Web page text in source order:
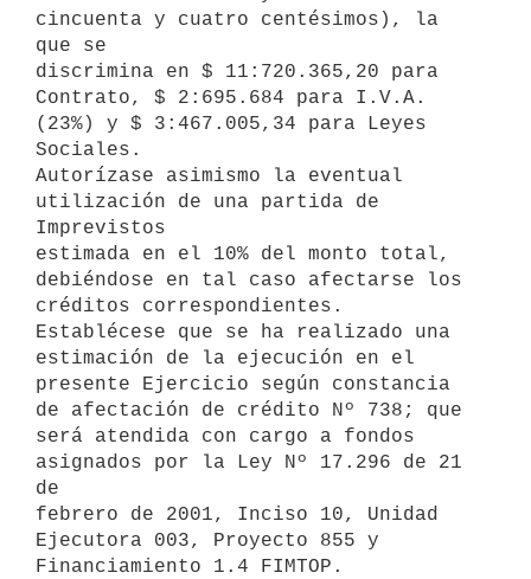
cincuenta y cuatro centésimos), la
que se
discrimina en $ 11:720.365,20 para
Contrato, $ 2:695.684 para I.V.A.
(23%) y $ 3:467.005,34 para Leyes
Sociales.
Autorízase asimismo la eventual
utilización de una partida de
Imprevistos
estimada en el 10% del monto total,
debiéndose en tal caso afectarse los
créditos correspondientes.
Establécese que se ha realizado una
estimación de la ejecución en el
presente Ejercicio según constancia
de afectación de crédito Nº 738; que
será atendida con cargo a fondos
asignados por la Ley Nº 17.296 de 21
de
febrero de 2001, Inciso 10, Unidad
Ejecutora 003, Proyecto 855 y
Financiamiento 1.4 FIMTOP.